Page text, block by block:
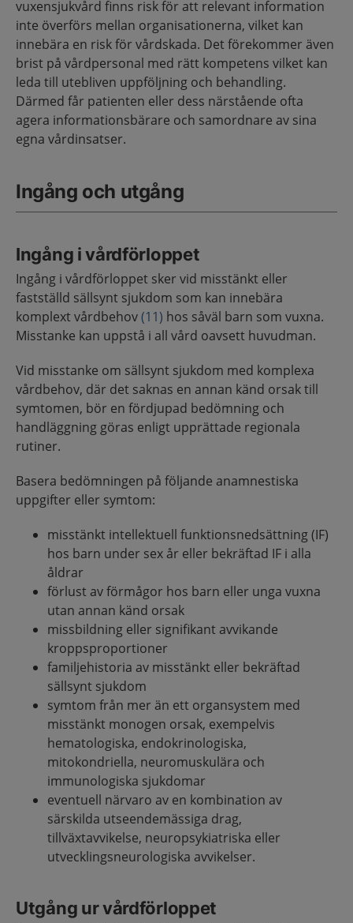
vuxensjukvård finns risk för att relevant information
inte överförs mellan organisationerna, vilket kan
innebära en risk för vårdskada. Det förekommer även
brist på vårdpersonal med rätt kompetens vilket kan
leda till utebliven uppföljning och behandling.
Därmed får patienten eller dess närstående ofta
agera informationsbärare och samordnare av sina
egna vårdinsatser.
Ingång och utgång
Ingång i vårdförloppet
Ingång i vårdförloppet sker vid misstänkt eller
fastställd sällsynt sjukdom som kan innebära
komplext vårdbehov(11) hos såväl barn som vuxna.
Misstanke kan uppstå i all vård oavsett huvudman.
Vid misstanke om sällsynt sjukdom med komplexa
vårdbehov, där det saknas en annan känd orsak till
symtomen, bör en fördjupad bedömning och
handläggning göras enligt upprättade regionala
rutiner.
Basera bedömningen på följande anamnestiska
uppgifter eller symtom:
misstänkt intellektuell funktionsnedsättning (IF)
hos barn under sex år eller bekräftad IF i alla
åldrar
förlust av förmågor hos barn eller unga vuxna
utan annan känd orsak
missbildning eller signifikant avvikande
kroppsproportioner
familjehistoria av misstänkt eller bekräftad
sällsynt sjukdom
symtom från mer än ett organsystem med
misstänkt monogen orsak, exempelvis
hematologiska, endokrinologiska,
mitokondriella, neuromuskulära och
immunologiska sjukdomar
eventuell närvaro av en kombination av
särskilda utseendemässiga drag,
tillväxtavvikelse, neuropsykiatriska eller
utvecklingsneurologiska avvikelser.
Utgång ur vårdförloppet